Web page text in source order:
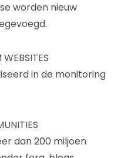
worden nieuw
in de monitoring
dan 200 miljoen